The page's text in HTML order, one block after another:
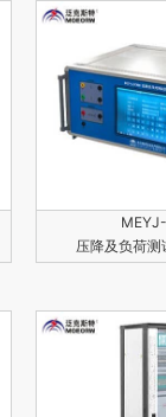
压降及负荷